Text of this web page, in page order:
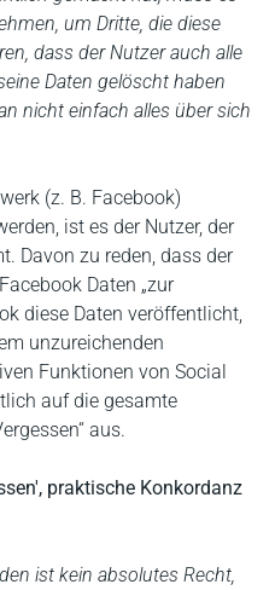
um Dritte, die diese
dass der Nutzer auch alle
Daten gelöscht haben
nicht einfach alles über sich
(z. B. Facebook)
ist es der Nutzer, der
Davon zu reden, dass der
Daten „zur
diese Daten veröffentlicht,
unzureichenden
Funktionen von Social
auf die gesamte
aus.
praktische Konkordanz
ist kein absolutes Recht,